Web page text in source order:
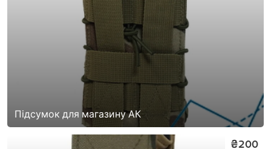
Підсумок для магазину АК
₴200